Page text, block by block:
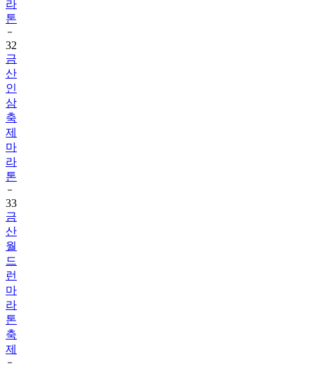
라
톤
32
금
산
인
삼
축
제
마
라
톤
33
금
산
월
드
런
마
라
톤
축
제